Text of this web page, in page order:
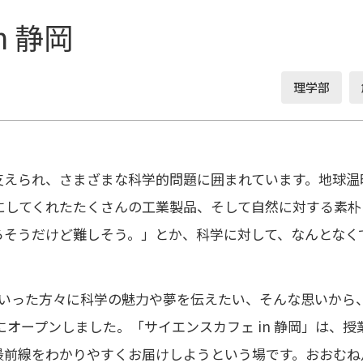
静岡
理学部
れ、さまざまな科学的問題に囲まれています。地球
てくれたたくさんの工業製品、そして自然に対する素
うだけど難しそう。」とか、科学に対して、なんとな
た方々に科学の魅力や夢を伝えたい、そんな思いから
オープンしました。「サイエンスカフェ in 静岡」は、
線をわかりやすくお届けしようという場です。おおむ